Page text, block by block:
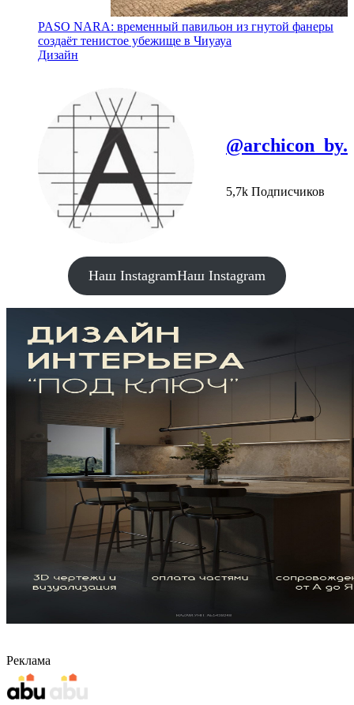
PASO NARA: временный павильон из гнутой фанеры
создаёт тенистое убежище в Чиуауа
Дизайн
@archicon_by.
5,7k Подписчиков
Наш InstagramНаш Instagram
Реклама